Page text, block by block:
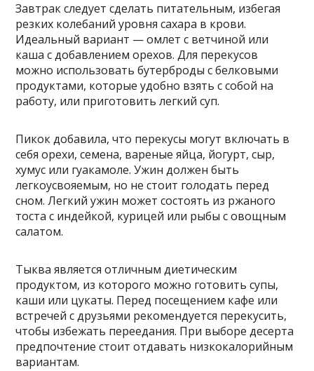
Завтрак следует сделать питательным, избегая
резких колебаний уровня сахара в крови.
Идеальный вариант — омлет с ветчиной или
каша с добавлением орехов. Для перекусов
можно использовать бутерброды с белковыми
продуктами, которые удобно взять с собой на
работу, или приготовить легкий суп.
Пикок добавила, что перекусы могут включать в
себя орехи, семена, вареные яйца, йогурт, сыр,
хумус или гуакамоле. Ужин должен быть
легкоусвояемым, но не стоит голодать перед
сном. Легкий ужин может состоять из ржаного
тоста с индейкой, курицей или рыбы с овощным
салатом.
Тыква является отличным диетическим
продуктом, из которого можно готовить супы,
каши или цукаты. Перед посещением кафе или
встречей с друзьями рекомендуется перекусить,
чтобы избежать переедания. При выборе десерта
предпочтение стоит отдавать низкокалорийным
вариантам.